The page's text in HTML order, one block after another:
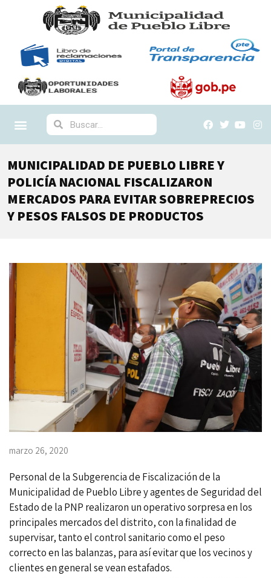
MUNICIPALIDAD DE PUEBLO LIBRE Y
POLICÍA NACIONAL FISCALIZARON
MERCADOS PARA EVITAR SOBREPRECIOS
Y PESOS FALSOS DE PRODUCTOS
marzo 26, 2020
Personal de la Subgerencia de Fiscalización de la
Municipalidad de Pueblo Libre y agentes de Seguridad del
Estado de la PNP realizaron un operativo sorpresa en los
principales mercados del distrito, con la finalidad de
supervisar, tanto el control sanitario como el peso
correcto en las balanzas, para así evitar que los vecinos y
clientes en general se vean estafados.